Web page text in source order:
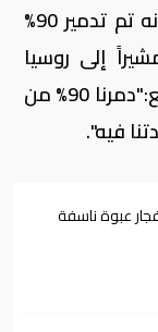
قال الرئيس الأمريكى دونالد ترامب، إنه تم تدمير 90%
إلى روسيا
كانت تساعد أمريكا فى ذلك الأمر، وتابع:"دمرنا 90% من
فيه".
عبوة ناسفة